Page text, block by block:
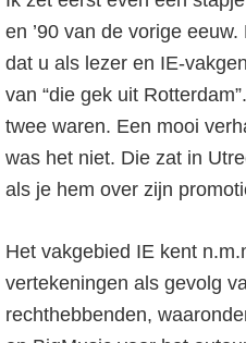
en ’90 van de vorige
dat u als lezer en IE-
van “die gek uit
twee waren. Een mooi
was het niet. Die zat in
als je hem over zijn
Het vakgebied IE kent
vertekeningen als gevolg
rechthebbenden,